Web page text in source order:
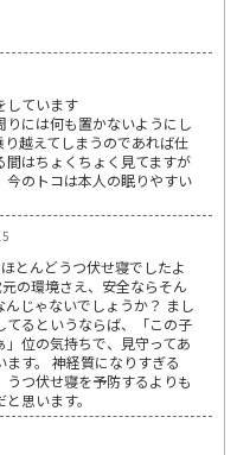
しています
には何も置かないようにし
越えてしまうのであれば仕
はちょくちょく見てますが
のトコは本人の眠りやすい
とんどうつ伏せ寝でしたよ
の環境さえ、安全ならそん
じゃないでしょうか？ まし
てるというならば、「この子
位の気持ちで、見守ってあ
す。 神経質になりすぎる
つ伏せ寝を予防するよりも
思います。